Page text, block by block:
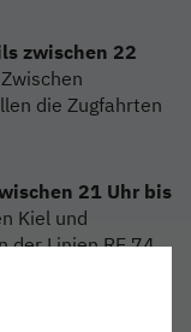
zwischen 22
Zwischen
die Zugfahrten
21 Uhr bis
Kiel und
der Linien RE 74